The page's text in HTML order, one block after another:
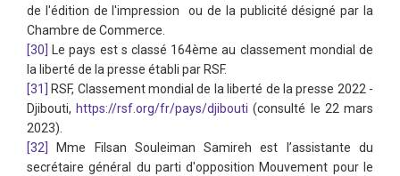
de l'édition de l'impression ou de la publicité désigné par la
Chambre de Commerce.
[30]
Le pays est s classé 164ème au classement mondial de
la liberté de la presse établi par RSF.
[31]
RSF, Classement mondial de la liberté de la presse 2022 -
Djibouti, https://rsf.org/fr/pays/djibouti (consulté le 22 mars
2023).
[32]
Mme Filsan Souleiman Samireh est l’assistante du
secrétaire général du parti d'opposition Mouvement pour le